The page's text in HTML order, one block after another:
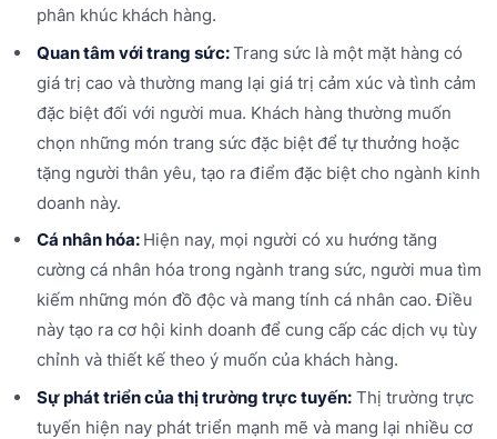
phân khúc khách hàng.
Quan tâm với trang sức:Trang sức là một mặt hàng có
giá trị cao và thường mang lại giá trị cảm xúc và tình cảm
đặc biệt đối với người mua. Khách hàng thường muốn
chọn những món trang sức đặc biệt để tự thưởng hoặc
tặng người thân yêu, tạo ra điểm đặc biệt cho ngành kinh
doanh này.
Cá nhân hóa: Hiện nay, mọi người có xu hướng tăng
cường cá nhân hóa trong ngành trang sức, người mua tìm
kiếm những món đồ độc và mang tính cá nhân cao. Điều
này tạo ra cơ hội kinh doanh để cung cấp các dịch vụ tùy
chỉnh và thiết kế theo ý muốn của khách hàng.
Sự phát triển của thị trường trực tuyến:Thị trường trực
tuyến hiện nay phát triển mạnh mẽ và mang lại nhiều cơ